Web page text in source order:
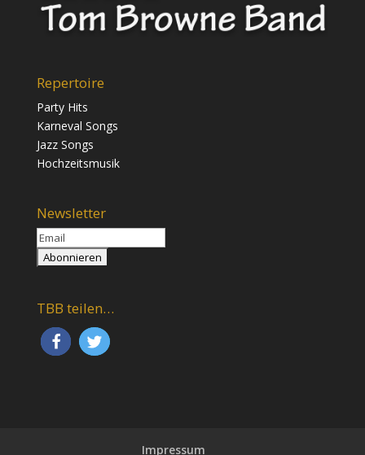
Repertoire
Party Hits
Karneval Songs
Jazz Songs
Hochzeitsmusik
Newsletter
TBB teilen…
Impressum